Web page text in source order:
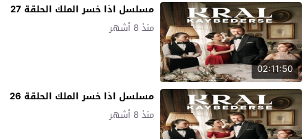
02:11:50
مسلسل اذا خسر الملك الحلقة 27
منذ 8 أشهر
مسلسل اذا خسر الملك الحلقة 26
منذ 8 أشهر